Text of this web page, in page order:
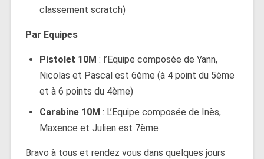
classement scratch)
Par Equipes
Pistolet 10M : l’Equipe composée de Yann,
Nicolas et Pascal est 6ème (à 4 point du 5ème
et à 6 points du 4ème)
Carabine 10M : L’Equipe composée de Inès,
Maxence et Julien est 7ème
Bravo à tous et rendez vous dans quelques jours